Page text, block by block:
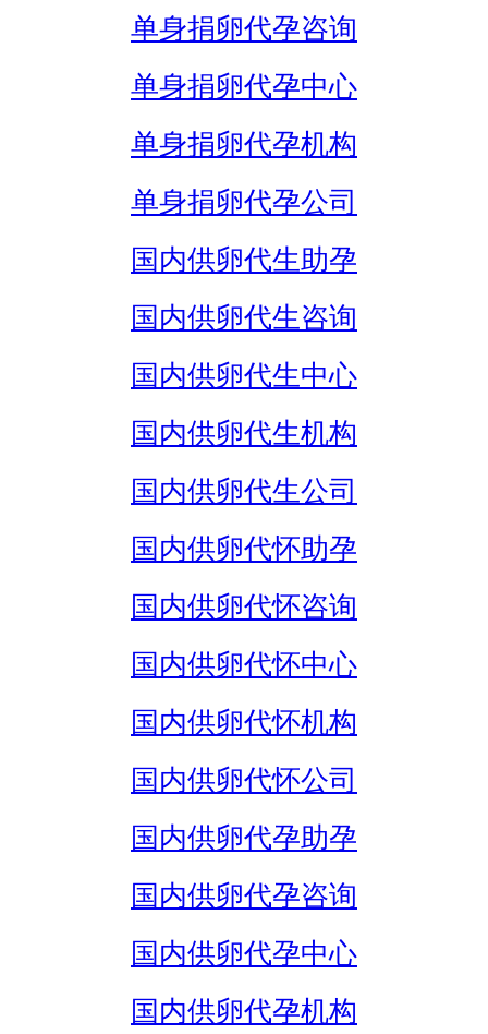
单身捐卵代孕咨询
单身捐卵代孕中心
单身捐卵代孕机构
单身捐卵代孕公司
国内供卵代生助孕
国内供卵代生咨询
国内供卵代生中心
国内供卵代生机构
国内供卵代生公司
国内供卵代怀助孕
国内供卵代怀咨询
国内供卵代怀中心
国内供卵代怀机构
国内供卵代怀公司
国内供卵代孕助孕
国内供卵代孕咨询
国内供卵代孕中心
国内供卵代孕机构